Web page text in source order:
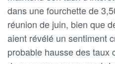
dans une fourchette de
réunion de juin, bien que
aient révélé un sentiment
probable hausse des taux